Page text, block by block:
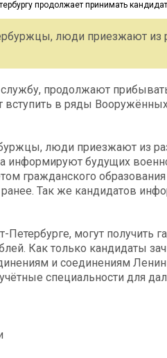
люди приезжают из
продолжают
вступить в ряды
люди приезжают из
информируют будущих
гражданского
Так же кандидатов
могут получить
Как только кандидаты
и соединениям
специальности для